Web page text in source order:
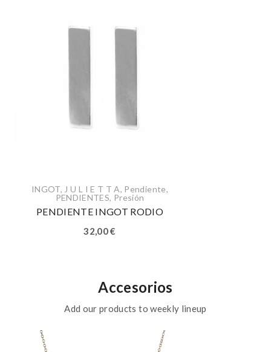
INGOT, J U L I E T T A, Pendiente,
PENDIENTES, Presión
PENDIENTE INGOT RODIO
32,00€
Accesorios
Add our products to weekly lineup